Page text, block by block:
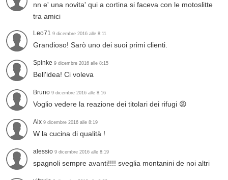
nn e' una novita' qui a cortina si faceva con le motoslitte
tra amici
Leo71 9 dicembre 2016 alle 8:11
Grandioso! Sarò uno dei suoi primi clienti.
Spinke 9 dicembre 2016 alle 8:15
Bell'idea! Ci voleva
Bruno 9 dicembre 2016 alle 8:16
Voglio vedere la reazione dei titolari dei rifugi 😡
Aix 9 dicembre 2016 alle 8:19
W la cucina di qualità !
alessio 9 dicembre 2016 alle 8:19
spagnoli sempre avanti!!!! sveglia montanini de noi altri